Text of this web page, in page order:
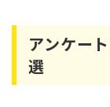
アンケー
選